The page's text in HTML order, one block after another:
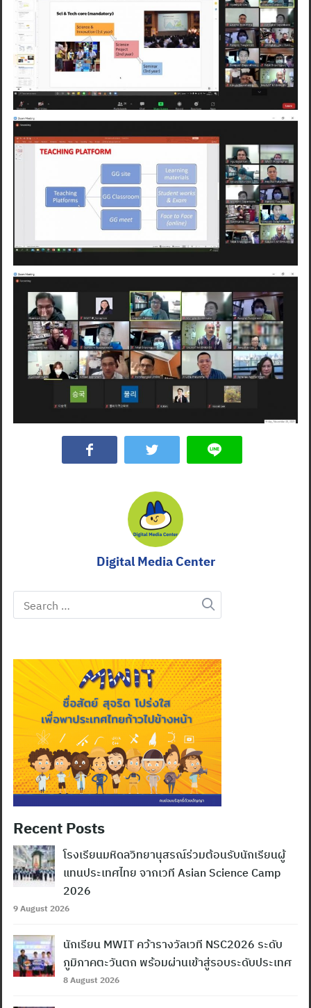
Digital Media Center
Search
for:
Recent Posts
โรงเรียนมหิดลวิทยานุสรณ์ร่วมต้อนรับนักเรียนผู้
แทนประเทศไทย จากเวที Asian Science Camp
2026
9 August 2026
นักเรียน MWIT คว้ารางวัลเวที NSC2026 ระดับ
ภูมิภาคตะวันตก พร้อมผ่านเข้าสู่รอบระดับประเทศ
8 August 2026